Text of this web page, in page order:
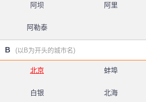
阿坝 阿里
阿勒泰
B (以B为开头的城市名)
北京 蚌埠
白银 北海